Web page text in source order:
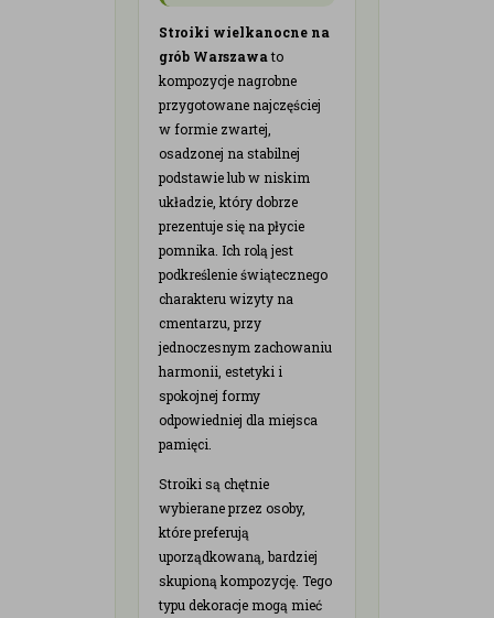
Stroiki wielkanocne na
grób Warszawato
kompozycje nagrobne
przygotowane najczęściej
w formie zwartej,
osadzonej na stabilnej
podstawie lub w niskim
układzie, który dobrze
prezentuje się na płycie
pomnika. Ich rolą jest
podkreślenie świątecznego
charakteru wizyty na
cmentarzu, przy
jednoczesnym zachowaniu
harmonii, estetyki i
spokojnej formy
odpowiedniej dla miejsca
pamięci.
Stroiki są chętnie
wybierane przez osoby,
które preferują
uporządkowaną, bardziej
skupioną kompozycję. Tego
typu dekoracje mogą mieć